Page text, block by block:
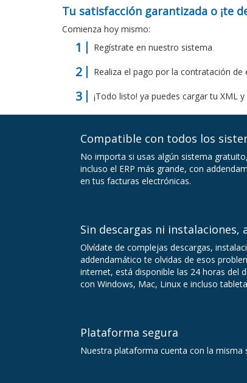
Tu satisfacción garantizada o ¡te
Comienza hoy mismo:
Regístrate en nuestro sistema
Realiza el pago por la contratación de
¡Todo listo! ya puedes cargar tu XML
Compatible con todos los
No importa si usas algún sistema
incluso el ERP más grande, con
en tus facturas electrónicas.
Sin descargas ni
Olvídate de complejas descargas,
addendamático te olvidas de esos
internet, está disponible las 24 horas del
con Windows, Mac, Linux e incluso
Plataforma segura
Nuestra plataforma cuenta con la misma